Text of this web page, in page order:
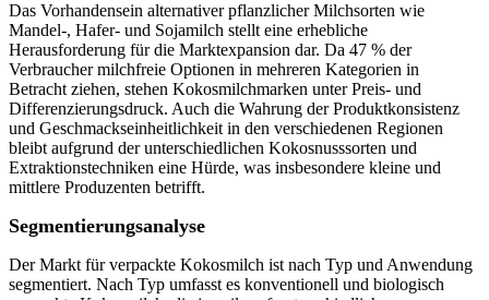
Das Vorhandensein alternativer pflanzlicher Milchsorten wie
Mandel-, Hafer- und Sojamilch stellt eine erhebliche
Herausforderung für die Marktexpansion dar. Da 47 % der
Verbraucher milchfreie Optionen in mehreren Kategorien in
Betracht ziehen, stehen Kokosmilchmarken unter Preis- und
Differenzierungsdruck. Auch die Wahrung der Produktkonsistenz
und Geschmackseinheitlichkeit in den verschiedenen Regionen
bleibt aufgrund der unterschiedlichen Kokosnusssorten und
Extraktionstechniken eine Hürde, was insbesondere kleine und
mittlere Produzenten betrifft.
Segmentierungsanalyse
Der Markt für verpackte Kokosmilch ist nach Typ und Anwendung
segmentiert. Nach Typ umfasst es konventionell und biologisch